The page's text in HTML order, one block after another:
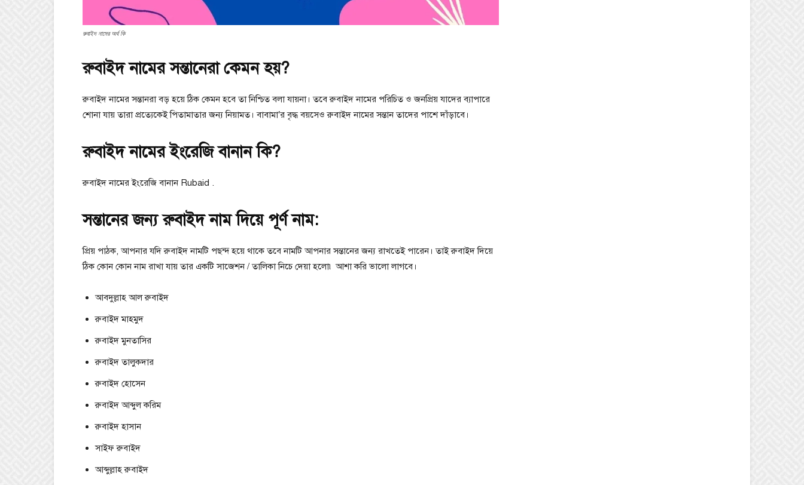
রুবাইদ নামের অর্থ কি
রুবাইদ নামের সন্তানেরা কেমন হয়?
রুবাইদ নামের সন্তানরা বড় হয়ে ঠিক কেমন হবে তা নিশ্চিত বলা যায়না। তবে রুবাইদ নামের পরিচিত ও জনপ্রিয় যাদের ব্যাপারে
শোনা যায় তারা প্রত্যেকেই পিতামাতার জন্য নিয়ামত। বাবামা’র বৃদ্ধ বয়সেও রুবাইদ নামের সন্তান তাদের পাশে দাঁড়াবে।
রুবাইদ নামের ইংরেজি বানান কি?
রুবাইদ নামের ইংরেজি বানান Rubaid .
সন্তানের জন্য রুবাইদ নাম দিয়ে পূর্ণ নাম:
প্রিয় পাঠক, আপনার যদি রুবাইদ নামটি পছন্দ হয়ে থাকে তবে নামটি আপনার সন্তানের জন্য রাখতেই পারেন। তাই রুবাইদ দিয়ে
ঠিক কোন কোন নাম রাখা যায় তার একটি সাজেশন / তালিকা নিচে দেয়া হলো৷ আশা করি ভালো লাগবে।
আবদুল্লাহ আল রুবাইদ
রুবাইদ মাহমুদ
রুবাইদ মুনতাসির
রুবাইদ তালুকদার
রুবাইদ হােসেন
রুবাইদ আব্দুল করিম
রুবাইদ হাসান
সাইফ রুবাইদ
আব্দুল্লাহ রুবাইদ